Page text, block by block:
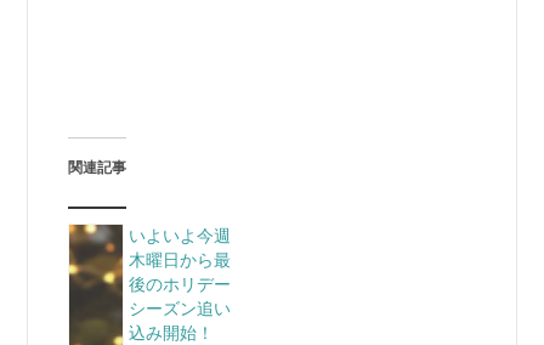
関連記事
いよいよ今週
木曜日から最
後のホリデー
シーズン追い
込み開始！